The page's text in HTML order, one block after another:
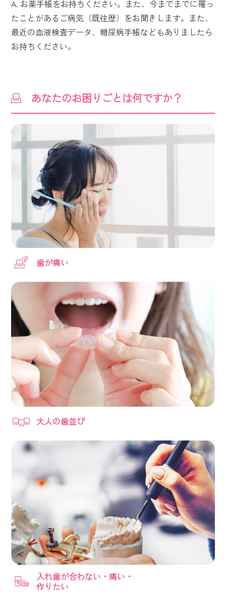
A. お薬手帳をお持ちください。また、今までまでに罹っ
たことがあるご病気（既往歴）をお聞きします。また、
最近の血液検査データ、糖尿病手帳などもありましたら
お持ちください。
あなたのお困りごとは何ですか？
歯が痛い
大人の歯並び
入れ歯が合わない・痛い・
作りたい